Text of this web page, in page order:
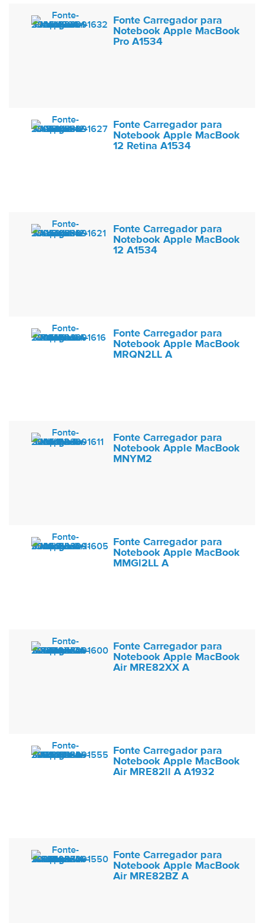
Fonte Carregador para
Notebook Apple MacBook
Pro A1534
Fonte Carregador para
Notebook Apple MacBook
12 Retina A1534
Fonte Carregador para
Notebook Apple MacBook
12 A1534
Fonte Carregador para
Notebook Apple MacBook
MRQN2LL A
Fonte Carregador para
Notebook Apple MacBook
MNYM2
Fonte Carregador para
Notebook Apple MacBook
MMGl2LL A
Fonte Carregador para
Notebook Apple MacBook
Air MRE82XX A
Fonte Carregador para
Notebook Apple MacBook
Air MRE82ll A A1932
Fonte Carregador para
Notebook Apple MacBook
Air MRE82BZ A